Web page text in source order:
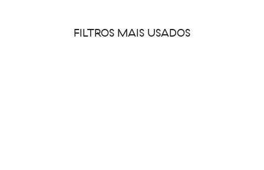
de preparar. Também pode ser variado com todos os tipos de
FILTROS MAIS USADOS